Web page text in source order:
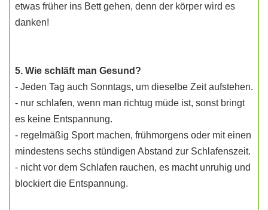
etwas früher ins Bett gehen, denn der körper wird es
danken!
5. Wie schläft man Gesund?
- Jeden Tag auch Sonntags, um dieselbe Zeit aufstehen.
- nur schlafen, wenn man richtug müde ist, sonst bringt
es keine Entspannung.
- regelmäßig Sport machen, frühmorgens oder mit einen
mindestens sechs stündigen Abstand zur Schlafenszeit.
- nicht vor dem Schlafen rauchen, es macht unruhig und
blockiert die Entspannung.